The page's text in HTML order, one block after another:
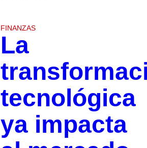
FINANZAS
La
tecnológica
ya impacta